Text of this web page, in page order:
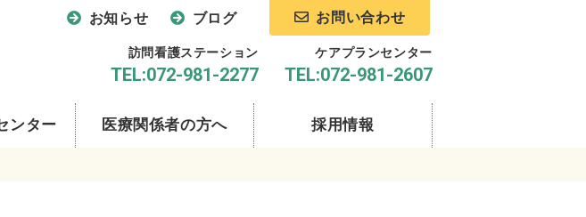
お知らせ ブログ お問い合わせ
訪問看護ステーション
TEL:072-981-2277
ケアプランセンター
TEL:072-981-2607
ンター 医療関係者の方へ 採用情報